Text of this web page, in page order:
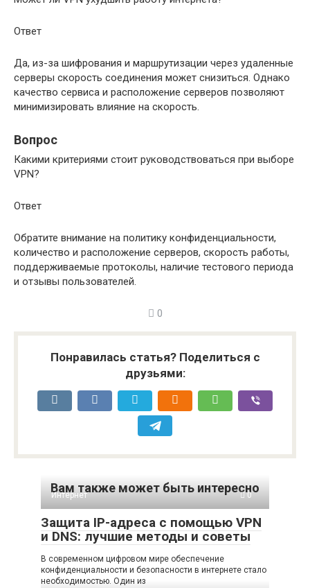
Ответ
Да, из-за шифрования и маршрутизации через удаленные
серверы скорость соединения может снизиться. Однако
качество сервиса и расположение серверов позволяют
минимизировать влияние на скорость.
Вопрос
Какими критериями стоит руководствоваться при выборе
VPN?
Ответ
Обратите внимание на политику конфиденциальности,
количество и расположение серверов, скорость работы,
поддерживаемые протоколы, наличие тестового периода
и отзывы пользователей.
0
Понравилась статья? Поделиться с
друзьями:
Вам также может быть интересно
Интернет 0
Защита IP-адреса с помощью VPN
и DNS: лучшие методы и советы
В современном цифровом мире обеспечение
конфиденциальности и безопасности в интернете стало
необходимостью. Один из